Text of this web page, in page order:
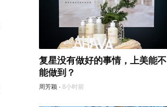
复星没有做好的事情，上美能不
能做到？
周芳颖 · 8小时前